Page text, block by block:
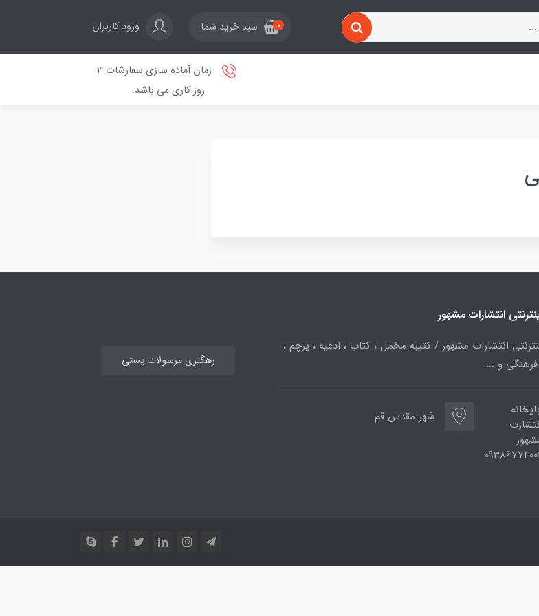
0 سبد خرید شما ورود کاربران
زمان آماده سازی سفارشات 3
روز کاری می باشد.
انتشارات مشهور
انتشارات مشهور / کتیبه مخمل ، کتاب ، ادعیه ، پرچم ،
و ...
شهر مقدس قم
رهگیری مرسولات پستی